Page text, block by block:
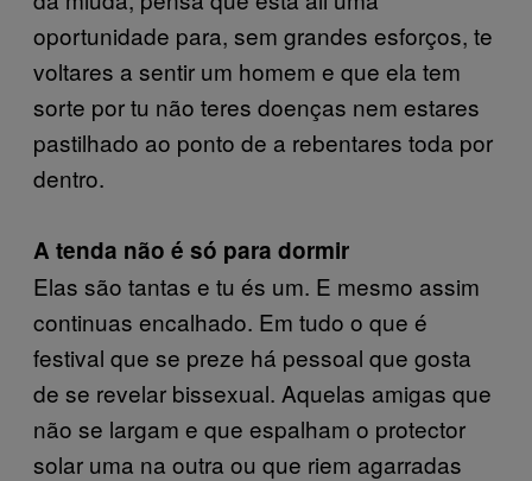
oportunidade para, sem grandes esforços, te
voltares a sentir um homem e que ela tem
sorte por tu não teres doenças nem estares
pastilhado ao ponto de a rebentares toda por
dentro.
A tenda não é só para dormir
Elas são tantas e tu és um. E mesmo assim
continuas encalhado. Em tudo o que é
festival que se preze há pessoal que gosta
de se revelar bissexual. Aquelas amigas que
não se largam e que espalham o protector
solar uma na outra ou que riem agarradas